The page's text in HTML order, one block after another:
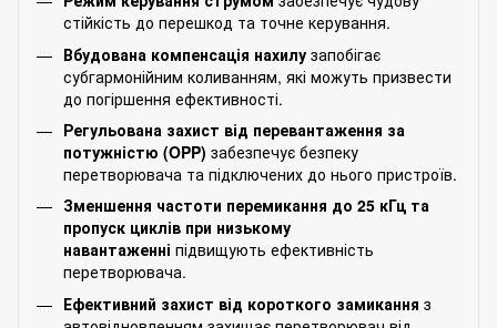
стійкість до перешкод та точне керування.
Вбудована компенсація нахилу запобігає
субгармонійним коливанням, які можуть призвести
до погіршення ефективності.
Регульована захист від перевантаження за
потужністю (OPP) забезпечує безпеку
перетворювача та підключених до нього пристроїв.
Зменшення частоти перемикання до 25 кГц та
пропуск циклів при низькому
навантаженні підвищують ефективність
перетворювача.
Ефективний захист від короткого замикання з